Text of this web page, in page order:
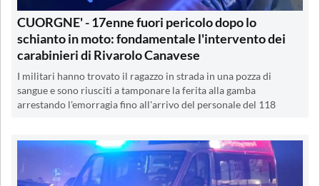
CUORGNE' - 17enne fuori pericolo dopo lo
schianto in moto: fondamentale l'intervento dei
carabinieri di Rivarolo Canavese
I militari hanno trovato il ragazzo in strada in una pozza di
sangue e sono riusciti a tamponare la ferita alla gamba
arrestando l'emorragia fino all'arrivo del personale del 118